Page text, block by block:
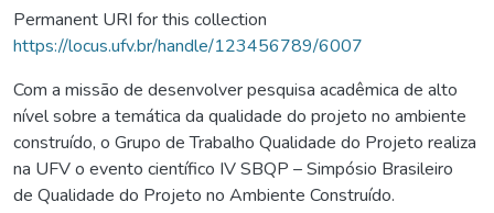
Permanent URI for this collection
https://locus.ufv.br/handle/123456789/6007
Com a missão de desenvolver pesquisa acadêmica de alto
nível sobre a temática da qualidade do projeto no ambiente
construído, o Grupo de Trabalho Qualidade do Projeto realiza
na UFV o evento científico IV SBQP – Simpósio Brasileiro
de Qualidade do Projeto no Ambiente Construído.